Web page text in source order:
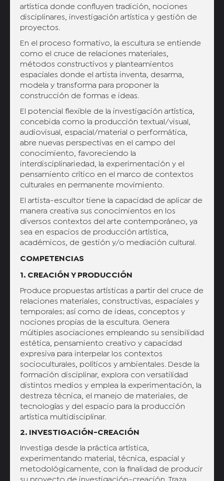
artística donde confluyen tradición, nociones
disciplinares, investigación artística y gestión de
proyectos.
En el proceso formativo, la escultura se entiende
como el cruce de relaciones materiales,
métodos constructivos y planteamientos
espaciales donde el artista inventa, desarma,
modela y transforma para proponer la
construcción de formas e ideas.
El potencial flexible de la investigación artística,
concebida como la producción textual/visual,
audiovisual, espacial/material o performática,
abre nuevas perspectivas en el campo del
conocimiento, favoreciendo la
interdisciplinariedad, la experimentación y el
pensamiento crítico en el marco de contextos
culturales en permanente movimiento.
El artista-escultor tiene la capacidad de aplicar de
manera creativa sus conocimientos en los
diversos contextos del arte contemporáneo, ya
sea en espacios de producción artística,
académicos, de gestión y/o mediación cultural.
COMPETENCIAS
1. CREACIÓN Y PRODUCCIÓN
Produce propuestas artísticas a partir del cruce de
relaciones materiales, constructivas, espaciales y
temporales; así como de ideas, conceptos y
nociones propias de la escultura. Genera
múltiples asociaciones empleando su sensibilidad
estética, pensamiento creativo y capacidad
expresiva para interpelar los contextos
socioculturales, políticos y ambientales. Desde la
formación disciplinar, explora con versatilidad
distintos medios y emplea la experimentación, la
destreza técnica, el manejo de materiales, de
tecnologías y del espacio para la producción
artística multidisciplinar.
2. INVESTIGACIÓN-CREACIÓN
Investiga desde la práctica artística,
experimentando material, técnica, espacial y
metodológicamente, con la finalidad de producir